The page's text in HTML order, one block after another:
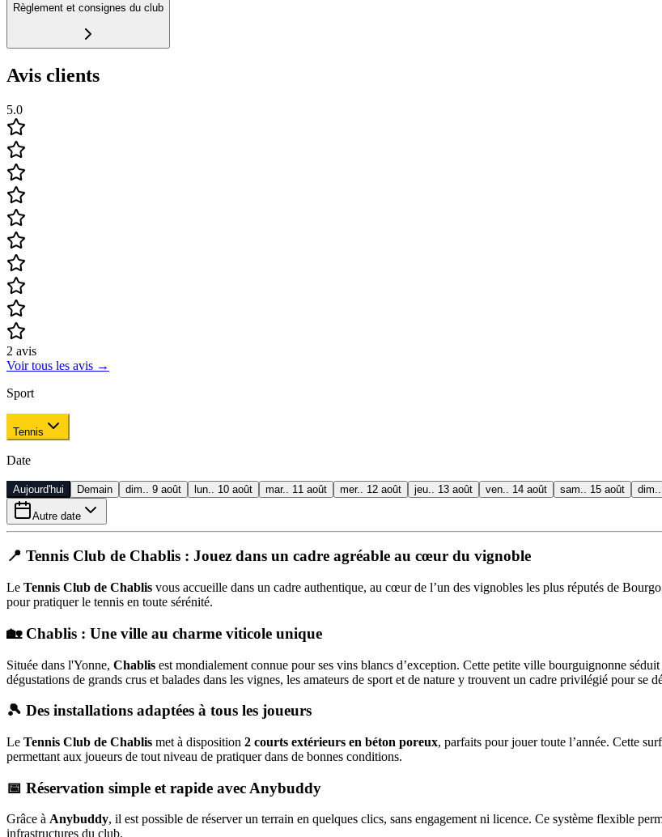
Règlement et consignes du club
Avis clients
5.0
2 avis
Voir tous les avis →
Sport
Tennis
Date
Aujourd'hui Demain dim.. 9 août lun.. 10 août mar.. 11 août mer.. 12 août jeu.. 13 août ven.. 14 août sam.. 15 août
Autre date
📍 Tennis Club de Chablis : Jouez dans un cadre agréable au cœur du vignoble
Le Tennis Club de Chablis vous accueille dans un cadre authentique, au cœur de l’un des vignobles les plus réputés de
pour pratiquer le tennis en toute sérénité.
🏡 Chablis : Une ville au charme viticole unique
Située dans l'Yonne, Chablis est mondialement connue pour ses vins blancs d’exception. Cette petite ville bourguignonne
dégustations de grands crus et balades dans les vignes, les amateurs de sport et de nature y trouvent un cadre privilégié pour se
🎾 Des installations adaptées à tous les joueurs
Le Tennis Club de Chablis met à disposition 2 courts extérieurs en béton poreux, parfaits pour jouer toute l’année. Cette
permettant aux joueurs de tout niveau de pratiquer dans de bonnes conditions.
📅 Réservation simple et rapide avec Anybuddy
Grâce à Anybuddy, il est possible de réserver un terrain en quelques clics, sans engagement ni licence. Ce système flexible
infrastructures du club.